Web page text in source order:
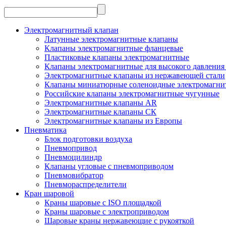
Электромагнитный клапан
Латунные электромагнитные клапаны
Клапаны электромагнитные фланцевые
Пластиковые клапаны электромагнитные
Клапаны электромагнитные для высокого давления
Электромагнитные клапаны из нержавеющей стали
Клапаны миниатюрные соленоидные
Российские клапаны электромагнитные чугунные
Электромагнитные клапаны AR
Электромагнитные клапаны СК
Электромагнитные клапаны из Европы
Пневматика
Блок подготовки воздуха
Пневмопривод
Пневмоцилиндр
Клапаны угловые с пневмоприводом
Пневмовибратор
Пневмораспределители
Кран шаровой
Краны шаровые с ISO площадкой
Краны шаровые с электроприводом
Шаровые краны нержавеющие с рукояткой